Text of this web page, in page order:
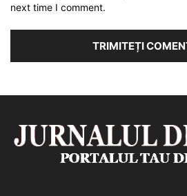
next time I comment.